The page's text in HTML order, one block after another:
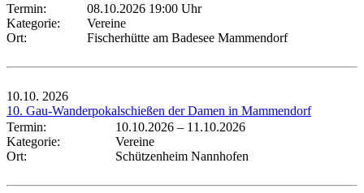
Termin:
08.10.2026 19:00 Uhr
Kategorie:
Vereine
Ort:
Fischerhütte am Badesee Mammendorf
10.10. 2026
10. Gau-Wanderpokalschießen der Damen in Mammendorf
Termin:
10.10.2026 – 11.10.2026
Kategorie:
Vereine
Ort:
Schützenheim Nannhofen